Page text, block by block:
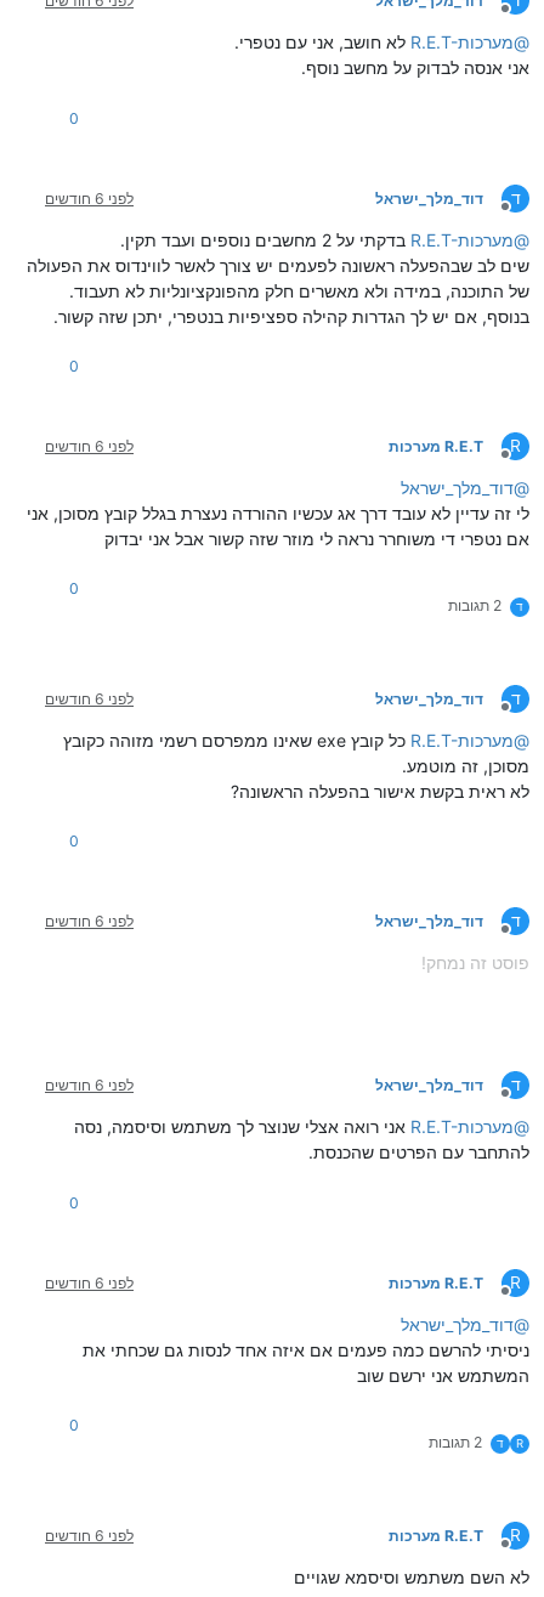
מנותק
@R.E.T-מערכות
לא חושב, אני עם נטפרי.
אני אנסה לבדוק על מחשב נוסף.
0
ד
מנותק
דוד_מלך_ישראל לפני 6 חודשים
@R.E.T-מערכות
בדקתי על 2 מחשבים נוספים ועבד תקין.
שים לב שבהפעלה ראשונה לפעמים יש צורך לאשר לווינדוס את הפעולה
של התוכנה, במידה ולא מאשרים חלק מהפונקציונליות לא תעבוד.
בנוסף, אם יש לך הגדרות קהילה ספציפיות בנטפרי, יתכן שזה קשור.
0
R
מנותק
R.E.T מערכות לפני 6 חודשים
@דוד_מלך_ישראל
לי זה עדיין לא עובד דרך אג עכשיו ההורדה נעצרת בגלל קובץ מסוכן, אני
אם נטפרי די משוחרר נראה לי מוזר שזה קשור אבל אני יבדוק
ד 2 תגובות
0
ד
מנותק
דוד_מלך_ישראל לפני 6 חודשים
@R.E.T-מערכות
כל קובץ exe שאינו ממפרסם רשמי מזוהה כקובץ
מסוכן, זה מוטמע.
לא ראית בקשת אישור בהפעלה הראשונה?
0
ד
מנותק
דוד_מלך_ישראל לפני 6 חודשים
פוסט זה נמחק!
ד
מנותק
דוד_מלך_ישראל לפני 6 חודשים
@R.E.T-מערכות
אני רואה אצלי שנוצר לך משתמש וסיסמה, נסה
להתחבר עם הפרטים שהכנסת.
0
R
מנותק
R.E.T מערכות לפני 6 חודשים
@דוד_מלך_ישראל
ניסיתי להרשם כמה פעמים אם איזה אחד לנסות גם שכחתי את
המשתמש אני ירשם שוב
R ד 2 תגובות
0
R
מנותק
R.E.T מערכות לפני 6 חודשים
לא השם משתמש וסיסמא שגויים